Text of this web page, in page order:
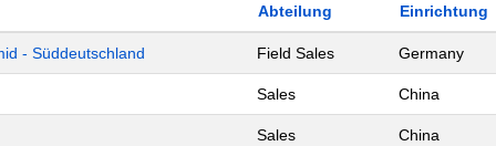
Abteilung Einrichtung
- Süddeutschland Field Sales Germany
Sales China
Sales China